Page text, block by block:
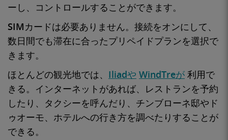
ーし、コントロールすることができます。
SIMカードは必要ありません。接続をオンにして、
数日間でも滞在に合ったプリペイドプランを選択で
きます。
ほとんどの観光地では、 Iliadや WindTreが 利用で
きる。インターネットがあれば、レストランを予約
したり、タクシーを呼んだり、チンブローネ邸やド
ゥオーモ、ホテルへの行き方を調べたりすることが
できる。